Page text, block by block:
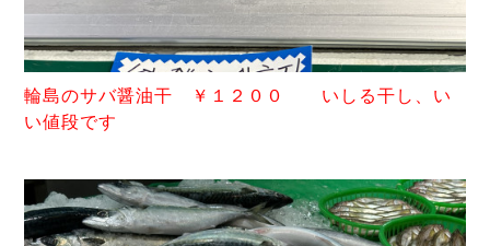
輪島のサバ醤油干 ￥１２００ いしる干し、い
い値段です